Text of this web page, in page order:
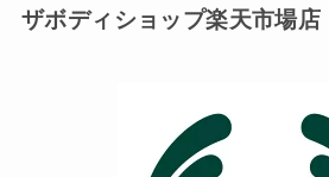
ザボディショップ楽天市場店